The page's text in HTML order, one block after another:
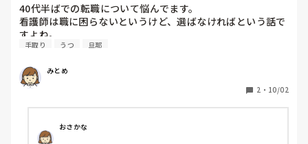
40代半ばでの転職について悩んでます。
看護師は職に困らないというけど、選ばなければという話で
すよね。
訪問看護にすすむか、クリニックも検討するか、病院か、た
今施設勤務中です。前職では病院勤務、急性期を10数年経験
しました。病院勤務から5年くらい離れ施設で働いてます。
職場は医療行為が少なく物足りないです。かといって楽では
なく大変なときあります。
夜勤なく規則正しい生活できるのは助かってます。
今度の転職で定年まで働きたい気持ちはあります。
手取り うつ 旦那
みとめ
2 ・ 10/02
おさかな